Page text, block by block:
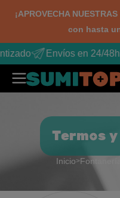
¡APROVECHA
con hasta
Envíos en 24/48h*
Termos
Inicio Fontanería